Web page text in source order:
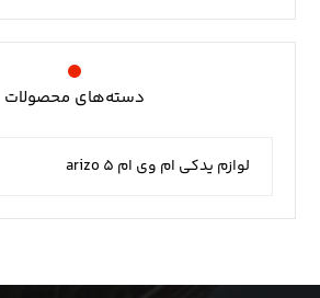
دسته‌های محصولات